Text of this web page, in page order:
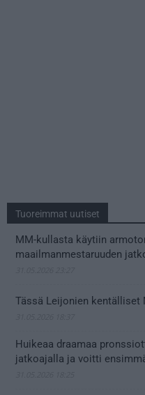
Tuoreimmat uutiset
MM-kullasta käytiin
maailmanmestaruuden
Tässä Leijonien kentälliset
Huikeaa draamaa
jatkoajalla ja voitti